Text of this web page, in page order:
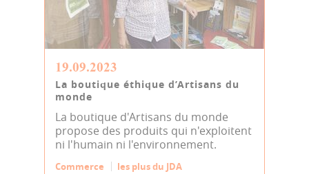
19.09.2023
La boutique éthique d’Artisans du
monde
La boutique d'Artisans du monde
propose des produits qui n'exploitent
ni l'humain ni l'environnement.
Commerce les plus du JDA